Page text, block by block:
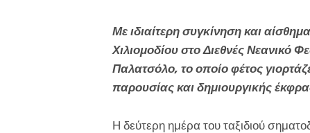
Με ιδιαίτερη συγκίνηση και
Χιλιομοδίου στο Διεθνές Νεανικό
Παλατσόλο, το οποίο φέτος
παρουσίας και δημιουργικής
Η δεύτερη ημέρα του ταξιδιού